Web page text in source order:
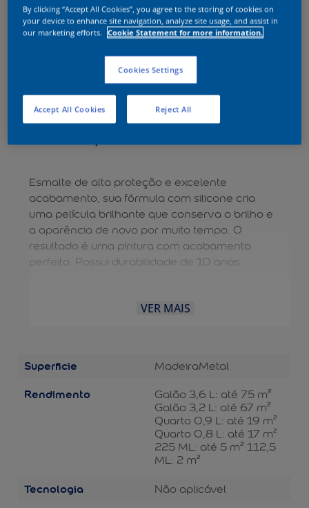
Esmalte de alta proteção e excelente
acabamento, sua fórmula com silicone cria
uma película brilhante que conserva o brilho e
a aparência de novo por muito tempo. O
resultado é uma pintura com acabamento
perfeito. Possui durabilidade de 10 anos.
VER MAIS
Superficie MadeiraMetal
Rendimento
Galão 3,6 L: até 75 m²
Galão 3,2 L: até 67 m²
Quarto 0,9 L: até 19 m²
Quarto 0,8 L: até 17 m²
225 ML: até 5 m² 112,5
ML: 2 m²
Tecnologia Não aplicável
By clicking “Accept All Cookies”, you agree to the storing of cookies on
your device to enhance site navigation, analyze site usage, and assist in
our marketing efforts.
Cookie Statement for more information.
Cookies Settings
Reject All
Accept All Cookies